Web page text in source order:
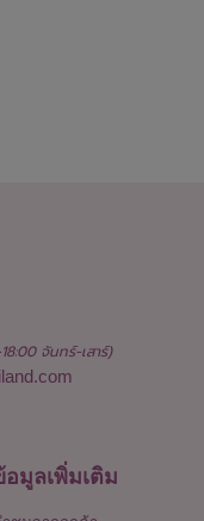
จันทร์-เสาร์)
อมูลเพิ่มเติม